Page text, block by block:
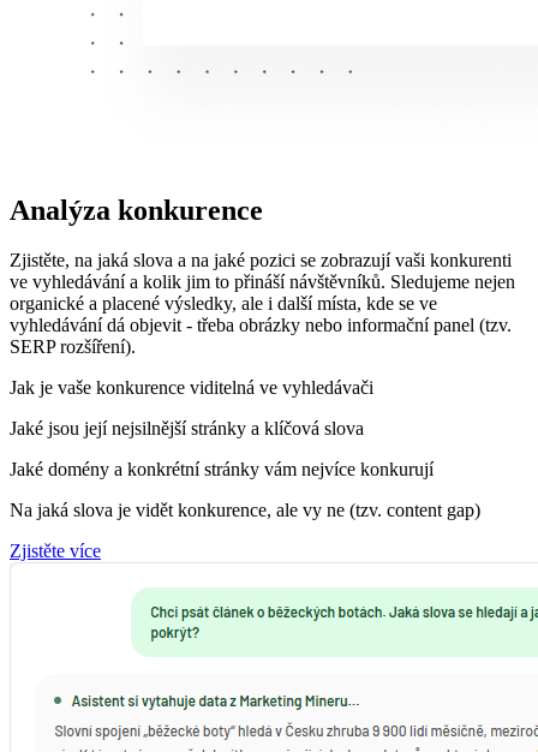
Analýza konkurence
Zjistěte, na jaká slova a na jaké pozici se zobrazují vaši konkurenti
ve vyhledávání a kolik jim to přináší návštěvníků. Sledujeme nejen
organické a placené výsledky, ale i další místa, kde se ve
vyhledávání dá objevit - třeba obrázky nebo informační panel (tzv.
SERP rozšíření).
Jak je vaše konkurence viditelná ve vyhledávači
Jaké jsou její nejsilnější stránky a klíčová slova
Jaké domény a konkrétní stránky vám nejvíce konkurují
Na jaká slova je vidět konkurence, ale vy ne (tzv. content gap)
Zjistěte více